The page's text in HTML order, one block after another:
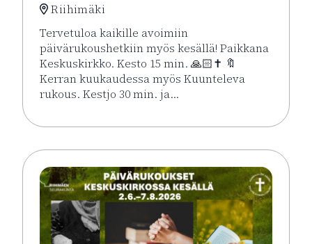
Riihimäki
Tervetuloa kaikille avoimiin
päivärukoushetkiin myös kesällä! Paikkana
Keskuskirkko. Kesto 15 min. 🙏🏻✝️ 🔖
Kerran kuukaudessa myös Kuunteleva
rukous. Kestjo 30 min. ja…
Lue lisää tapahtumasta Kesän rukoushetket